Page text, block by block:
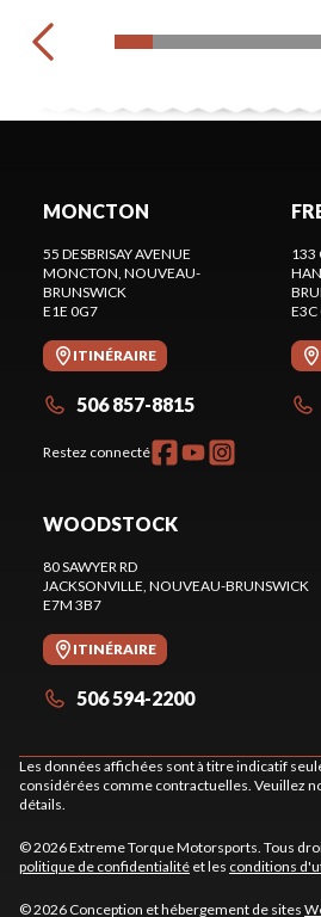
MONCTON
55 DESBRISAY AVENUE
MONCTON, NOUVEAU-
BRUNSWICK
E1E 0G7
ITINÉRAIRE
506 857-8815
Restez connecté
133
E3C
WOODSTOCK
80 SAWYER RD
JACKSONVILLE, NOUVEAU-BRUNSWICK
E7M 3B7
ITINÉRAIRE
506 594-2200
Les données affichées sont à titre indicatif
considérées comme contractuelles. Veuillez
détails.
© 2026 Extreme Torque Motorsports. Tous
politique de confidentialité et les conditions
© 2026 Conception et hébergement de sites